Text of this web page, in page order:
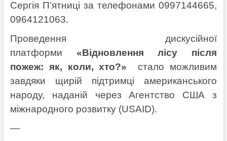
Сергія П’ятниці за телефонами 0997144665,
0964121063.
Проведення дискусійної
платформи «Відновлення лісу після
пожеж: як, коли, хто?»
стало можливим
завдяки щирій підтримці американського
народу, наданій через Агентство США з
міжнародного розвитку (USAID).
—